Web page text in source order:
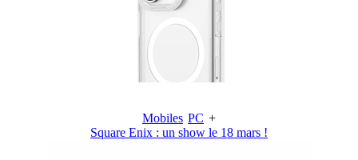
Mobiles PC +
Square Enix : un show le 18 mars !